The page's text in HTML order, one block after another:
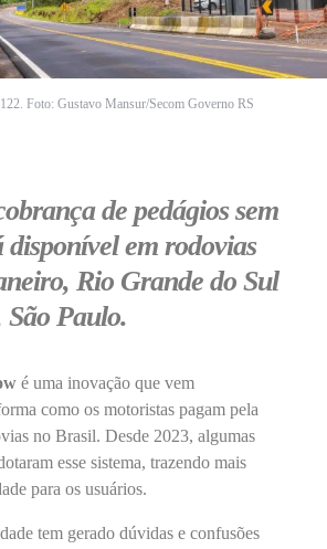
Foto: Gustavo Mansur/Secom Governo RS
de pedágios sem
disponível em rodovias
Rio Grande do Sul
São Paulo.
é uma inovação que vem
como os motoristas pagam pela
no Brasil. Desde 2023, algumas
esse sistema, trazendo mais
para os usuários.
tem gerado dúvidas e confusões